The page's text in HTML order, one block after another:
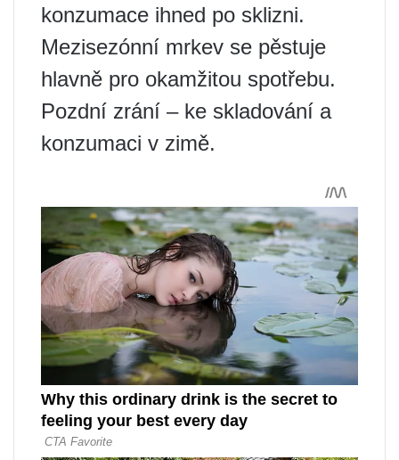
konzumace ihned po sklizni.
Mezisezónní mrkev se pěstuje
hlavně pro okamžitou spotřebu.
Pozdní zrání – ke skladování a
konzumaci v zimě.